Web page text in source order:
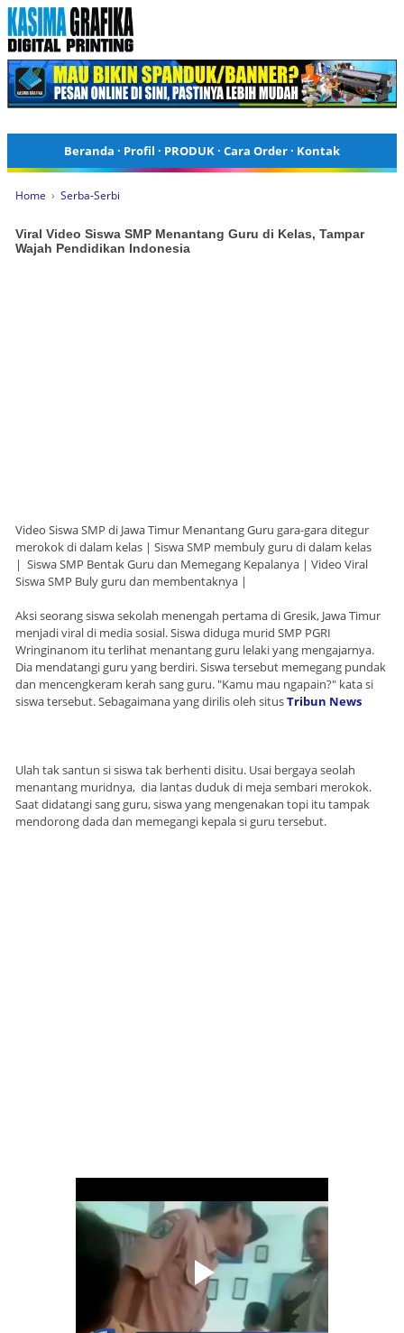
Beranda · Profil · PRODUK· Cara Order· Kontak
Home › Serba-Serbi
Viral Video Siswa SMP Menantang Guru di Kelas, Tampar
Wajah Pendidikan Indonesia
Video Siswa SMP di Jawa Timur Menantang Guru gara-gara ditegur
merokok di dalam kelas | Siswa SMP membuly guru di dalam kelas
| Siswa SMP Bentak Guru dan Memegang Kepalanya | Video Viral
Siswa SMP Buly guru dan membentaknya |
Aksi seorang siswa sekolah menengah pertama di Gresik, Jawa Timur
menjadi viral di media sosial. Siswa diduga murid SMP PGRI
Wringinanom itu terlihat menantang guru lelaki yang mengajarnya.
Dia mendatangi guru yang berdiri. Siswa tersebut memegang pundak
dan mencengkeram kerah sang guru. "Kamu mau ngapain?" kata si
siswa tersebut. Sebagaimana yang dirilis oleh situsTribun News
Ulah tak santun si siswa tak berhenti disitu. Usai bergaya seolah
menantang muridnya, dia lantas duduk di meja sembari merokok.
Saat didatangi sang guru, siswa yang mengenakan topi itu tampak
mendorong dada dan memegangi kepala si guru tersebut.